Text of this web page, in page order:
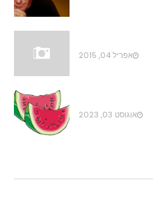
אפריל 04, 2015
אוגוסט 03, 2023